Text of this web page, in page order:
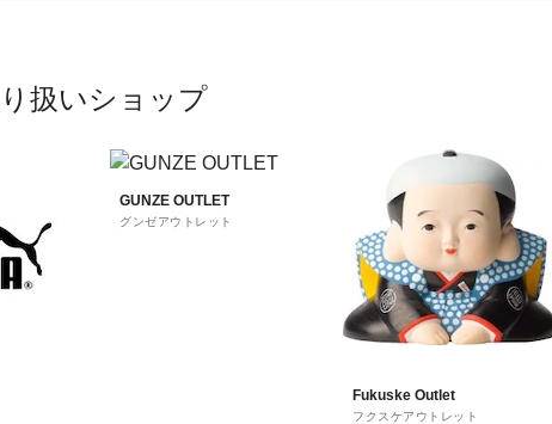
扱いショップ
GUNZE OUTLET
グンゼアウトレット
Fukuske Outlet
フクスケアウトレット